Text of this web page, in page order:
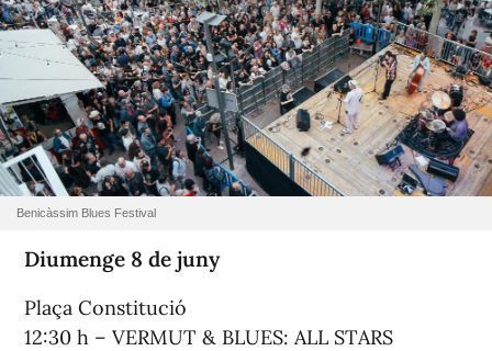
Benicàssim Blues Festival
Diumenge 8 de juny
Plaça Constitució
12:30 h – VERMUT & BLUES: ALL STARS